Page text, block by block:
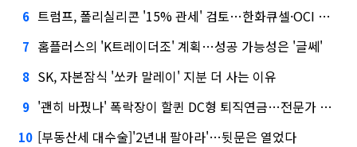
6 트럼프, 폴리실리콘 '15% 관세' 검토…한화큐셀·OCI 영향은?
7 홈플러스의 'K트레이더조' 계획…성공 가능성은 '글쎄'
8 SK, 자본잠식 '쏘카 말레이' 지분 더 사는 이유
9 '괜히 바꿨나' 폭락장이 할퀸 DC형 퇴직연금…전문가 조언은
10 [부동산세 대수술]'2년내 팔아라'…뒷문은 열었다